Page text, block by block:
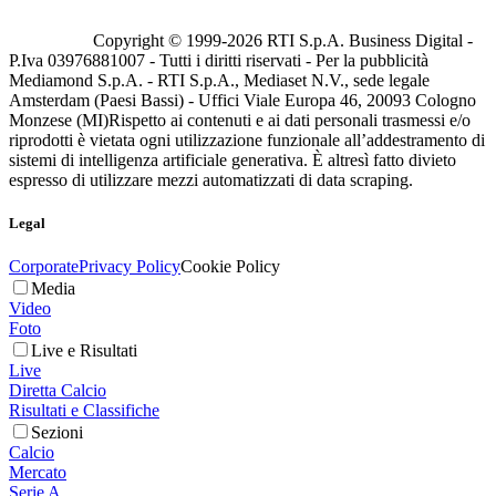
Copyright © 1999-2026 RTI S.p.A. Business Digital -
P.Iva 03976881007 - Tutti i diritti riservati - Per la pubblicità
Mediamond S.p.A. - RTI S.p.A., Mediaset N.V., sede legale
Amsterdam (Paesi Bassi) - Uffici Viale Europa 46, 20093 Cologno
Monzese (MI)Rispetto ai contenuti e ai dati personali trasmessi e/o
riprodotti è vietata ogni utilizzazione funzionale all’addestramento di
sistemi di intelligenza artificiale generativa. È altresì fatto divieto
espresso di utilizzare mezzi automatizzati di data scraping.
Legal
CorporatePrivacy PolicyCookie Policy
Media
Video
Foto
Live e Risultati
Live
Diretta Calcio
Risultati e Classifiche
Sezioni
Calcio
Mercato